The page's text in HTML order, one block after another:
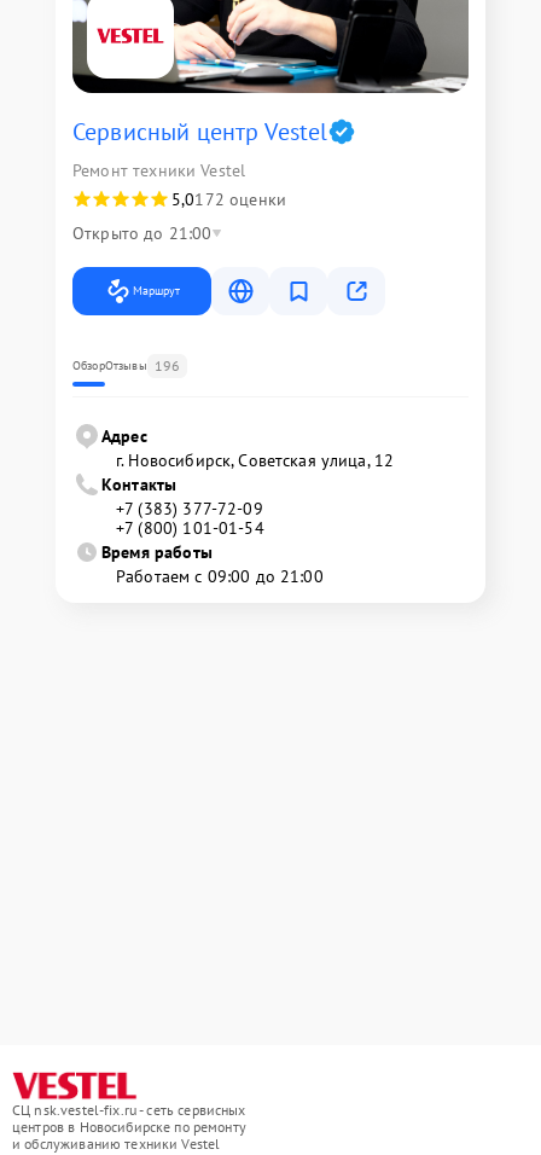
Сервисный центр Vestel
Ремонт техники Vestel
5,0172 оценки
Открыто до 21:00
Маршрут
ОбзорОтзывы 196
Адрес
г. Новосибирск, Советская улица, 12
Контакты
+7 (383) 377-72-09
+7 (800) 101-01-54
Время работы
Работаем с 09:00 до 21:00
СЦ nsk.vestel-fix.ru - сеть сервисных
центров в Новосибирске по ремонту
и обслуживанию техники Vestel